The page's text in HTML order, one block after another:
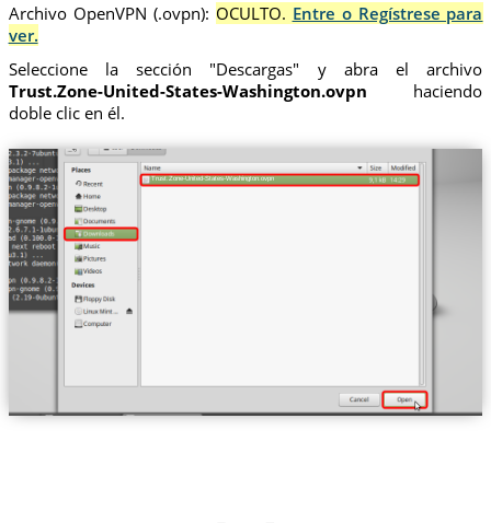
Archivo OpenVPN (.ovpn): OCULTO. Entre o Regístrese para
ver.
Seleccione la sección "Descargas" y abra el archivo
Trust.Zone-United-States-Washington.ovpn haciendo
doble clic en él.
Trust.Zone-United-States-Washington.ovpn